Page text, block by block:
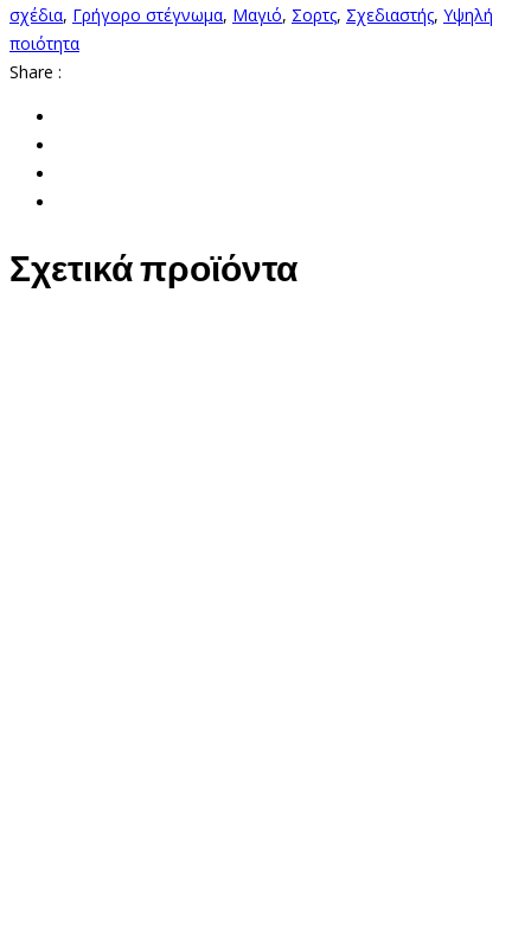
σχέδια, Γρήγορο στέγνωμα, Μαγιό, Σορτς, Σχεδιαστής, Υψηλή
ποιότητα
Share :
Σχετικά προϊόντα